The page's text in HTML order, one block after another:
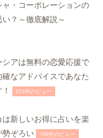
ャ・コーポレーションの
？～徹底解説～
シアは無料の恋愛応援で
確なアドバイスであなた
833件のビュー
は新しいお得に占いを楽
勢ぞろい
568件のビュー